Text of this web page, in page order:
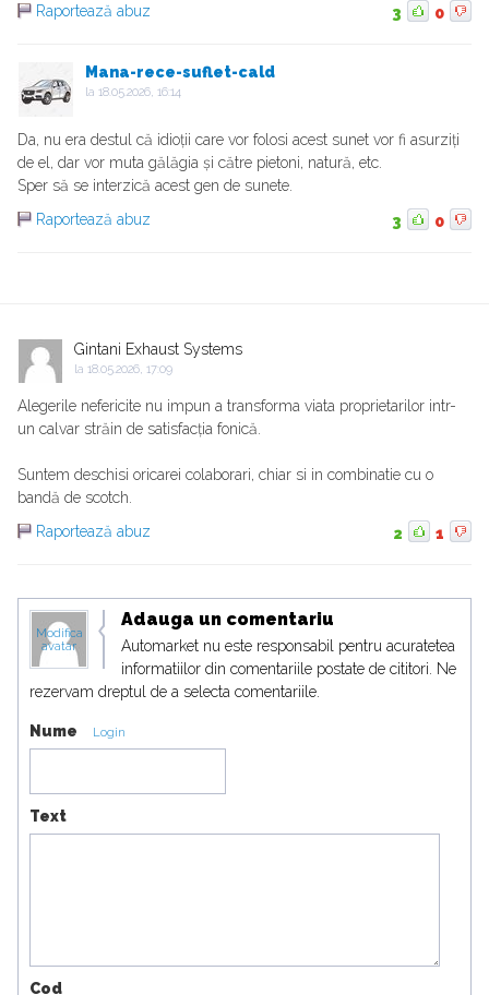
Raportează abuz
3 0
Mana-rece-suflet-cald
la 18.05.2026, 16:14
Da, nu era destul că idioții care vor folosi acest sunet vor fi asurziți
de el, dar vor muta gălăgia și către pietoni, natură, etc.
Sper să se interzică acest gen de sunete.
Raportează abuz
3 0
Gintani Exhaust Systems
la 18.05.2026, 17:09
Alegerile nefericite nu impun a transforma viata proprietarilor intr-
un calvar străin de satisfacția fonică.
Suntem deschisi oricarei colaborari, chiar si in combinatie cu o
bandă de scotch.
Raportează abuz
2 1
Modifica
avatar
Adauga un comentariu
Automarket nu este responsabil pentru acuratetea
informatiilor din comentariile postate de cititori. Ne
rezervam dreptul de a selecta comentariile.
Nume Login
Text
Cod